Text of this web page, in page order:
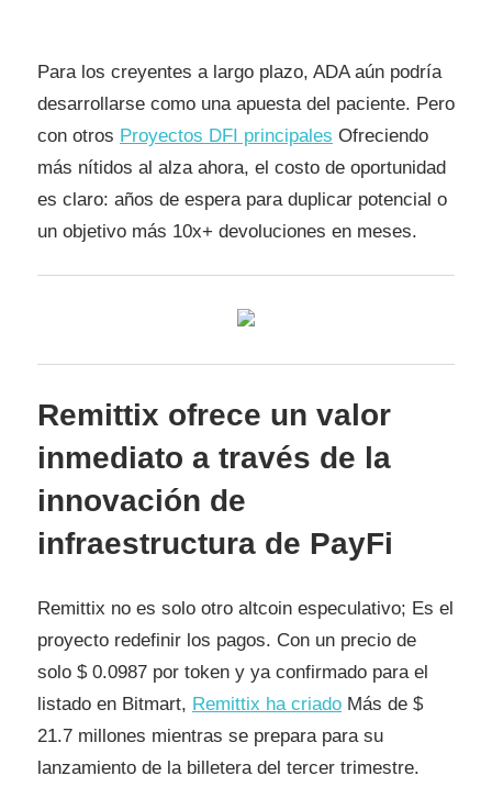
Para los creyentes a largo plazo, ADA aún podría
desarrollarse como una apuesta del paciente. Pero
con otros Proyectos DFI principales Ofreciendo
más nítidos al alza ahora, el costo de oportunidad
es claro: años de espera para duplicar potencial o
un objetivo más 10x+ devoluciones en meses.
Remittix ofrece un valor
inmediato a través de la
innovación de
infraestructura de PayFi
Remittix no es solo otro altcoin especulativo; Es el
proyecto redefinir los pagos. Con un precio de
solo $ 0.0987 por token y ya confirmado para el
listado en Bitmart, Remittix ha criado Más de $
21.7 millones mientras se prepara para su
lanzamiento de la billetera del tercer trimestre.